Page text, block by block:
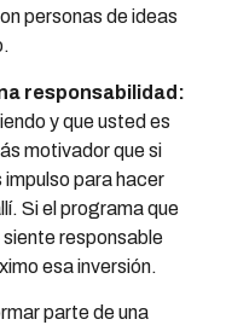
personas de ideas
responsabilidad:
y que usted es
motivador que si
para hacer
Si el programa que
responsable
esa inversión.
parte de una